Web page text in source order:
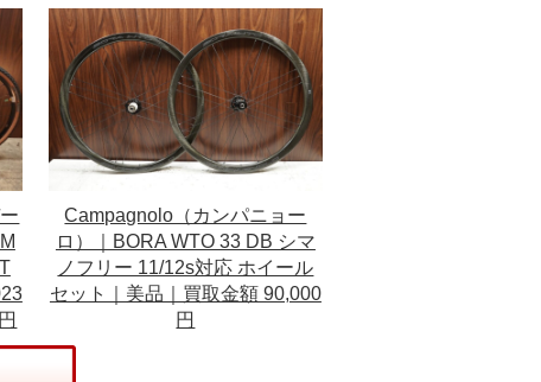
Campagnolo（カンパニョー
ロ）｜BORA WTO 33 DB シマ
ノフリー 11/12s対応 ホイール
セット｜美品｜買取金額 90,000
円